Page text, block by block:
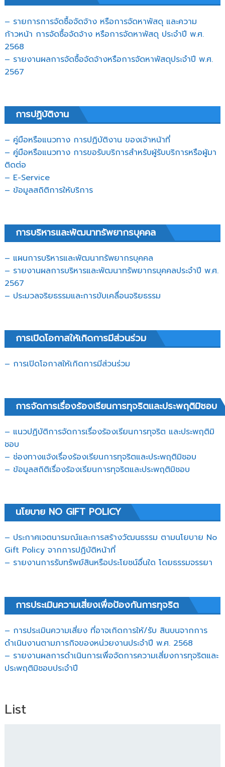
– รายการการจัดซื้อจัดจ้าง หรือการจัดหาพัสดุ และความ
ก้าวหน้า การจัดซื้อจัดจ้าง หรือการจัดหาพัสดุ ประจำปี พ.ศ.
2568
– รายงานผลการจัดซื้อจัดจ้างหรือการจัดหาพัสดุประจำปี พ.ศ.
2567
การปฏิบัติงาน
– คู่มือหรือแนวทาง การปฏิบัติงาน ของเจ้าหน้าที่
– คู่มือหรือแนวทาง การขอรับบริการสำหรับผู้รับบริการหรือผู้มา
ติดต่อ
– E-Service
– ข้อมูลสถิติการให้บริการ
การบริหารและพัฒนาทรัพยากรบุคคล
– แผนการบริหารและพัฒนาทรัพยากรบุคคล
– รายงานผลการบริหารและพัฒนาทรัพยากรบุคคลประจำปี พ.ศ.
2567
– ประมวลจริยธรรมและการขับเคลื่อนจริยธรรม
การเปิดโอกาสให้เกิดการมีส่วนร่วม
– การเปิดโอกาสให้เกิดการมีส่วนร่วม
การจัดการเรื่องร้องเรียนการทุจริตและประพฤติมิชอบ
– แนวปฏิบัติการจัดการเรื่องร้องเรียนการทุจริต และประพฤติมิ
ชอบ
– ช่องทางแจ้งเรื่องร้องเรียนการทุจริตและประพฤติมิชอบ
– ข้อมูลสถิติเรื่องร้องเรียนการทุจริตและประพฤติมิชอบ
นโยบาย NO GIFT POLICY
– ประกาศเจตนารมณ์และการสร้างวัฒนธรรม ตามนโยบาย No
Gift Policy จากการปฏิบัติหน้าที่
– รายงานการรับทรัพย์สินหรือประโยชน์อื่นใด โดยธรรมจรรยา
การประเมินความเสี่ยงเพื่อป้องกันการทุจริต
– การประเมินความเสี่ยง ที่อาจเกิดการให้/รับ สินบนจากการ
ดำเนินงานตามภารกิจของหน่วยงานประจำปี พ.ศ. 2568
– รายงานผลการดำเนินการเพื่อจัดการความเสี่ยงการทุจริตและ
ประพฤติมิชอบประจำปี
List